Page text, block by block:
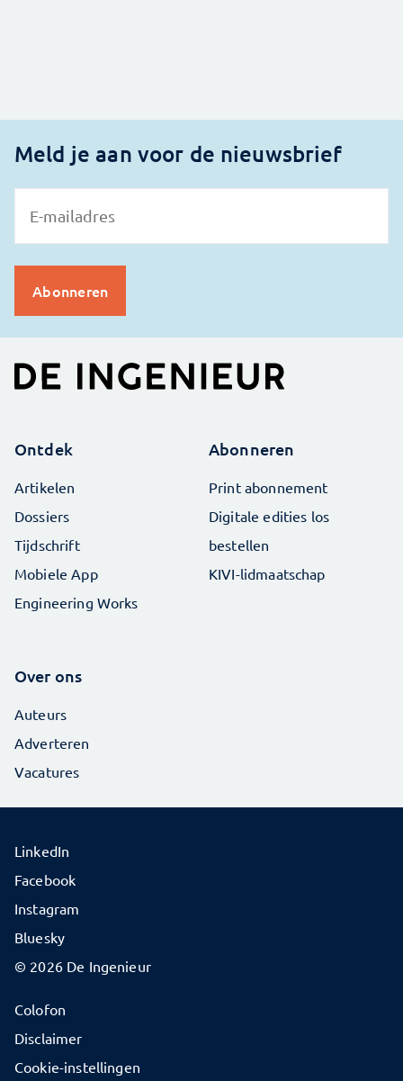
Meld je aan voor de nieuwsbrief
Ontdek
Artikelen
Dossiers
Tijdschrift
Mobiele App
Engineering Works
Abonneren
Print abonnement
Digitale edities los
bestellen
KIVI-lidmaatschap
Over ons
Auteurs
Adverteren
Vacatures
© 2026 De Ingenieur
Colofon
Disclaimer
Cookie-instellingen
LinkedIn
Facebook
Instagram
Bluesky